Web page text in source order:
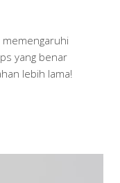
yang benar
lebih lama!